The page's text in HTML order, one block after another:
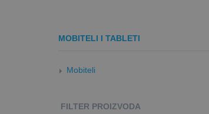
MOBITELI I TABLETI
Mobiteli
FILTER PROIZVODA